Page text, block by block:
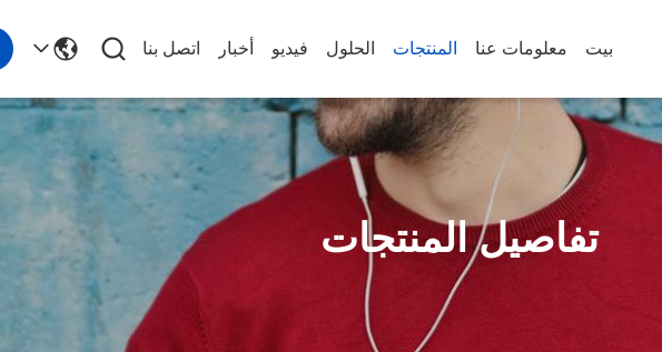
بيت معلومات عنا المنتجات الحلول فيديو أخبار اتصل بنا
تفاصيل المنتجات